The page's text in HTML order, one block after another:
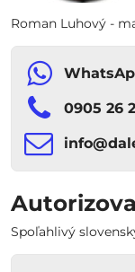
Roman Luhový -
0905 26
Spoľahlivý